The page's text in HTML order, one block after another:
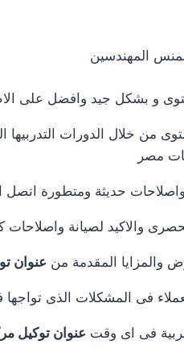
المهندسين
و بشكل جيد وافضل على
خلال الدورات التدربيها
مصر
حديثة ومتطورة
والاكيد لصيانة واصلاحات
والمزايا المقدمة من عنوان
فى المشكلات الذى
فى اى وقت عنوان توكيل